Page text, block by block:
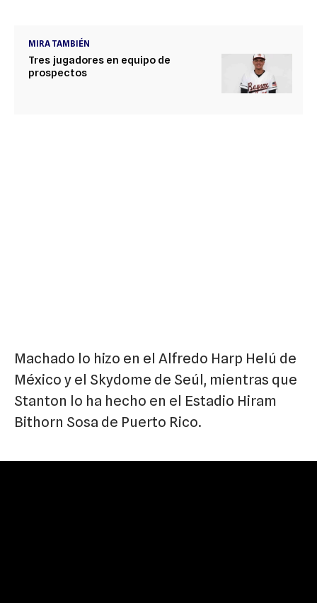
MIRA TAMBIÉN
Tres jugadores en equipo de
prospectos
Machado lo hizo en el Alfredo Harp Helú de
México y el Skydome de Seúl, mientras que
Stanton lo ha hecho en el Estadio Hiram
Bithorn Sosa de Puerto Rico.